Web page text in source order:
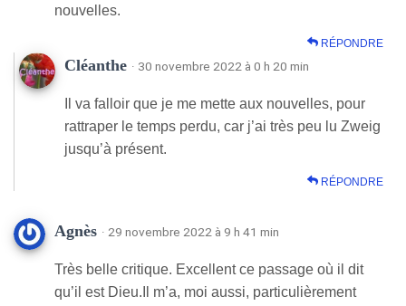
nouvelles.
RÉPONDRE
Cléanthe · 30 novembre 2022 à 0 h 20 min
Il va falloir que je me mette aux nouvelles, pour
rattraper le temps perdu, car j’ai très peu lu Zweig
jusqu’à présent.
RÉPONDRE
Agnès · 29 novembre 2022 à 9 h 41 min
Très belle critique. Excellent ce passage où il dit
qu’il est Dieu.Il m’a, moi aussi, particulièrement